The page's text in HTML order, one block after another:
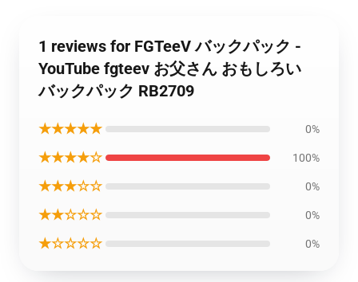
1 reviews for FGTeeV バックパック -
YouTube fgteev お父さん おもしろい
バックパック RB2709
★★★★★ 0%
★★★★☆ 100%
★★★☆☆ 0%
★★☆☆☆ 0%
★☆☆☆☆ 0%